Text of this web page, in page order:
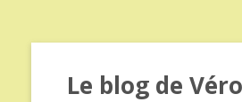
Le blog de